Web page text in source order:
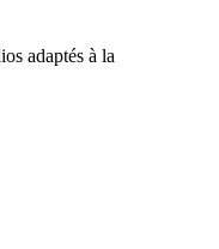
adaptés à la